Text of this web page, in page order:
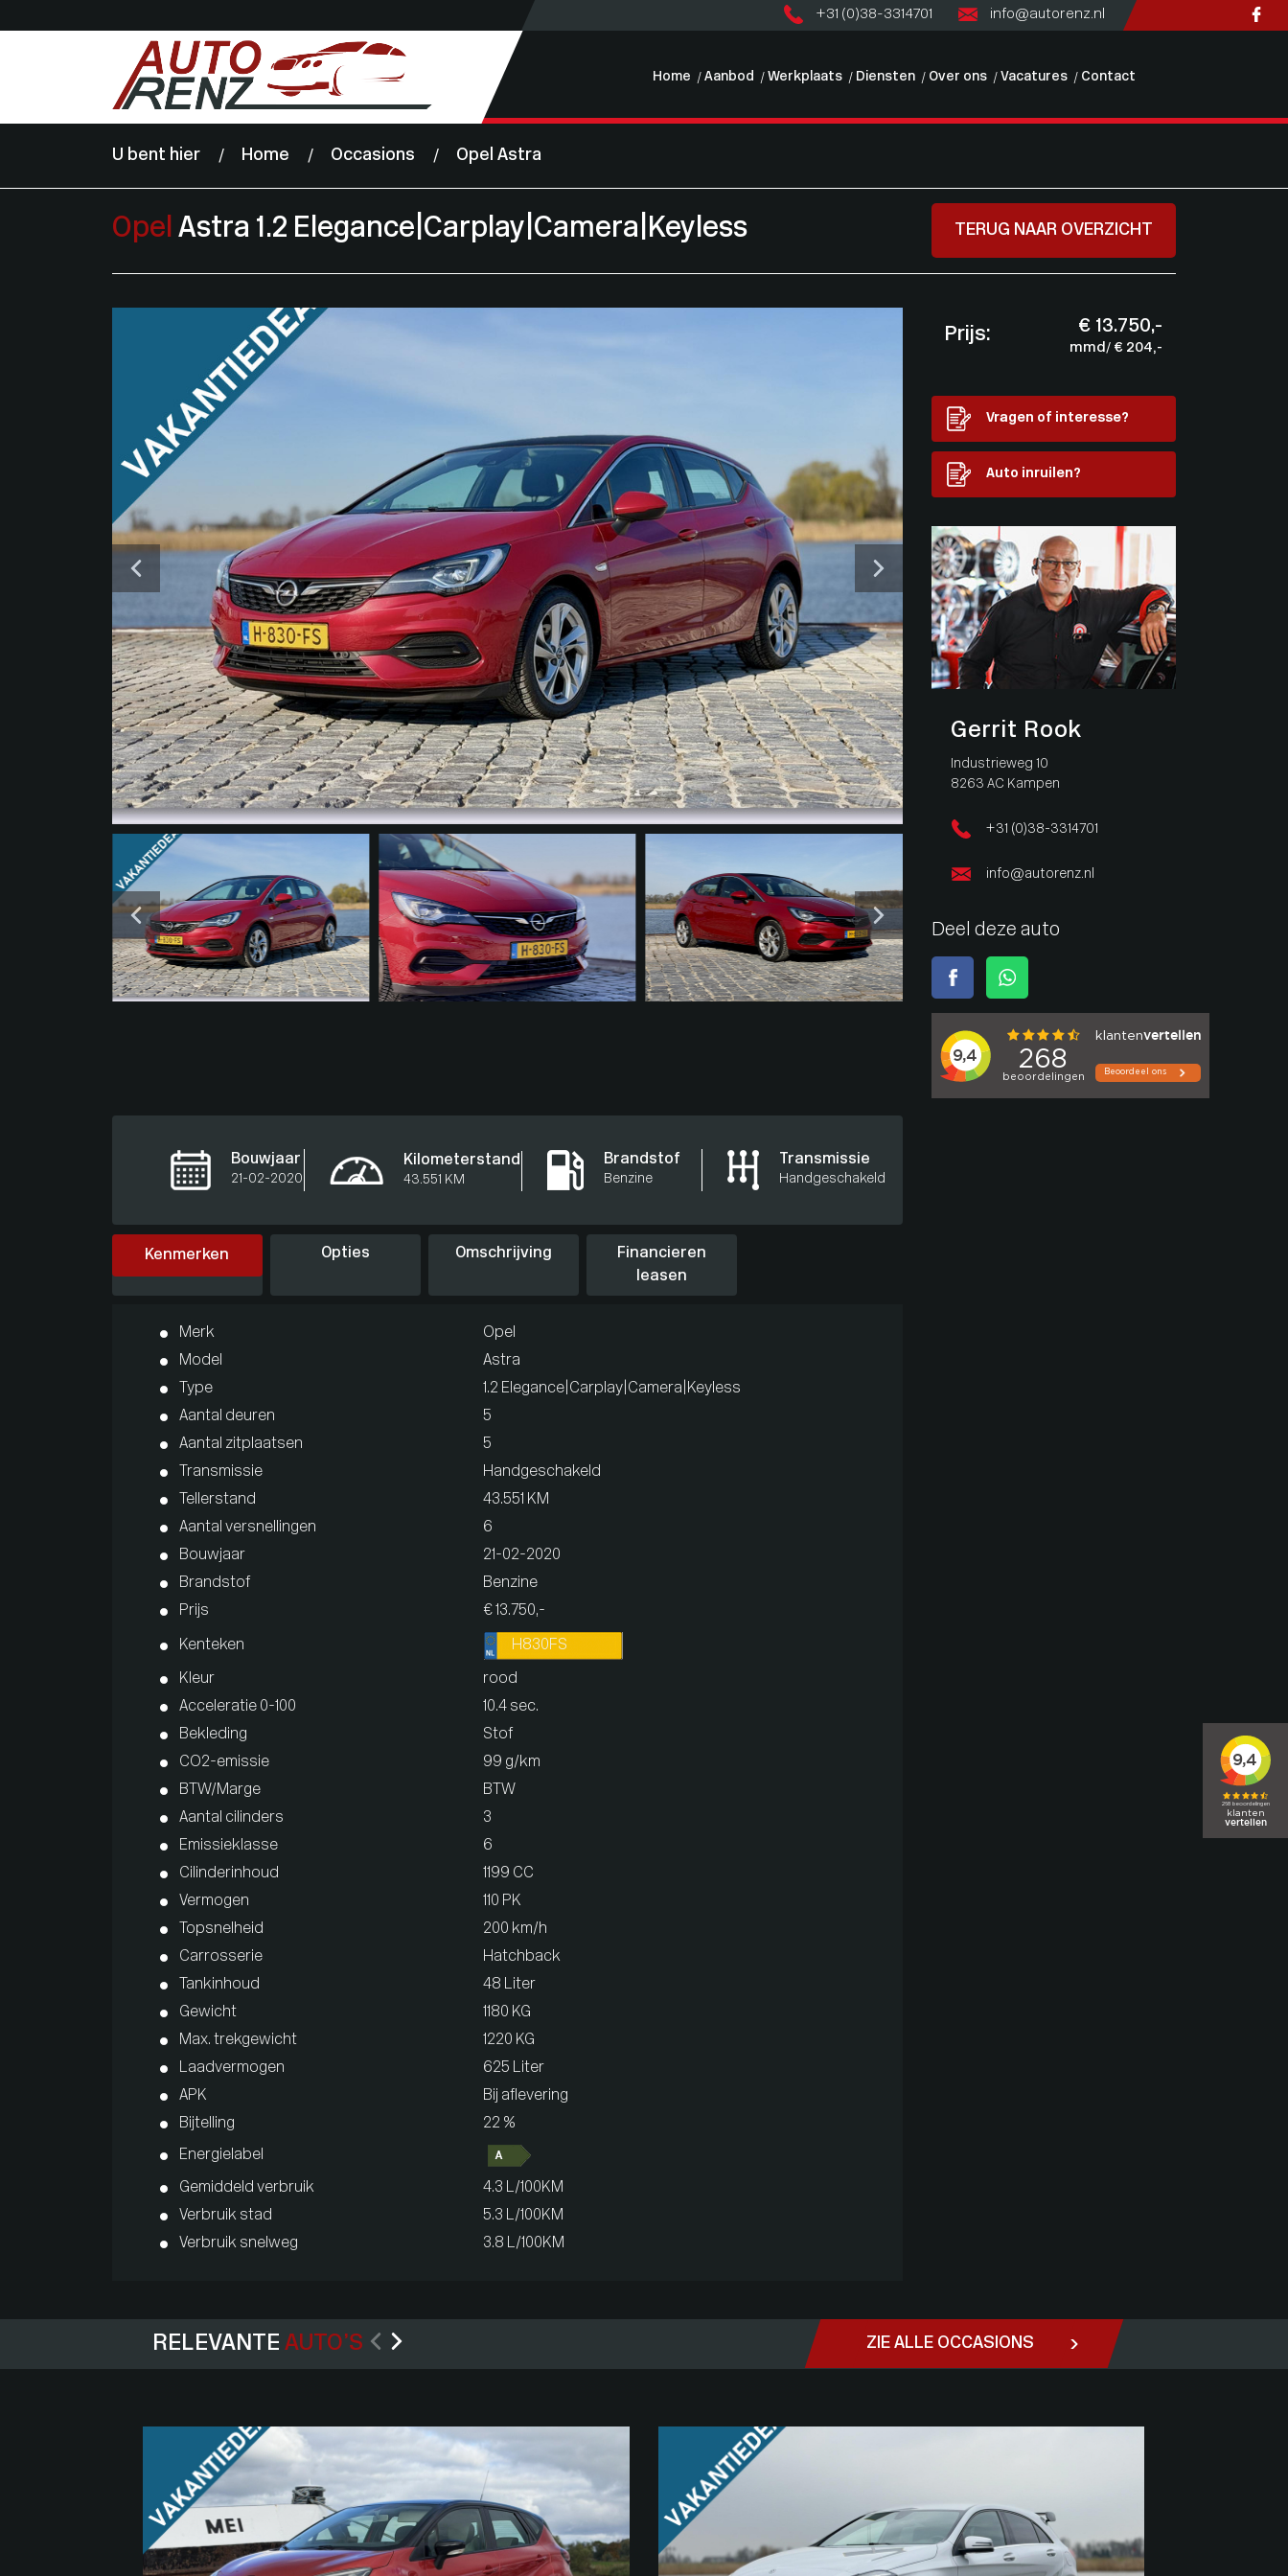
+31 (0)38-3314701 info@autorenz.nl
Home Aanbod Werkplaats Diensten Over ons Vacatures Contact
U bent hier Home Occasions Opel Astra
Opel Astra 1.2 Elegance|Carplay|Camera|Keyless TERUG NAAR OVERZICHT
Prijs: € 13.750,-
mmd/ € 204,-
Vragen of interesse?
Auto inruilen?
Gerrit Rook
Industrieweg 10
8263 AC Kampen
+31 (0)38-3314701
info@autorenz.nl
Deel deze auto
Bouwjaar
21-02-2020
Kilometerstand
43.551 KM
Brandstof
Benzine
Transmissie
Handgeschakeld
Kenmerken Opties Omschrijving
Financieren
leasen
Merk
Opel
Model
Astra
Type
1.2 Elegance|Carplay|Camera|Keyless
Aantal deuren
5
Aantal zitplaatsen
5
Transmissie
Handgeschakeld
Tellerstand
43.551 KM
Aantal versnellingen
6
Bouwjaar
21-02-2020
Brandstof
Benzine
Prijs
€ 13.750,-
Kenteken H830FS
Kleur
rood
Acceleratie 0-100
10.4 sec.
Bekleding
Stof
CO2-emissie
99 g/km
BTW/Marge
BTW
Aantal cilinders
3
Emissieklasse
6
Cilinderinhoud
1199 CC
Vermogen
110 PK
Topsnelheid
200 km/h
Carrosserie
Hatchback
Tankinhoud
48 Liter
Gewicht
1180 KG
Max. trekgewicht
1220 KG
Laadvermogen
625 Liter
APK
Bij aflevering
Bijtelling
22 %
Energielabel
Gemiddeld verbruik
4.3 L/100KM
Verbruik stad
5.3 L/100KM
Verbruik snelweg
3.8 L/100KM
RELEVANTEAUTO’S ZIE ALLE OCCASIONS